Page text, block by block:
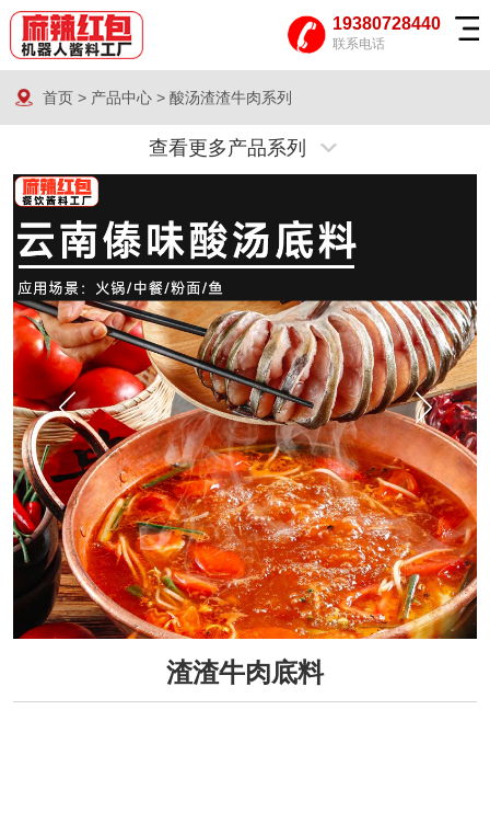
19380728440
联系电话
首页> 产品中心> 酸汤渣渣牛肉系列
查看更多产品系列
渣渣牛肉底料